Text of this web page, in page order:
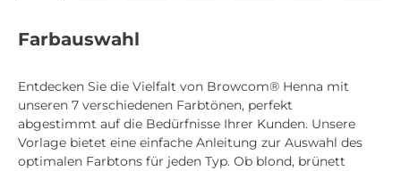
Farbauswahl
Entdecken Sie die Vielfalt von Browcom® Henna mit
unseren 7 verschiedenen Farbtönen, perfekt
abgestimmt auf die Bedürfnisse Ihrer Kunden. Unsere
Vorlage bietet eine einfache Anleitung zur Auswahl des
optimalen Farbtons für jeden Typ. Ob blond, brünett